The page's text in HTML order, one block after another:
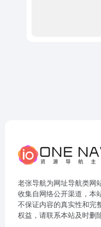
老张导航为网址导航类网
收集自网络公开渠道，本
不保证内容的真实性和完
权益，请联系本站及时删